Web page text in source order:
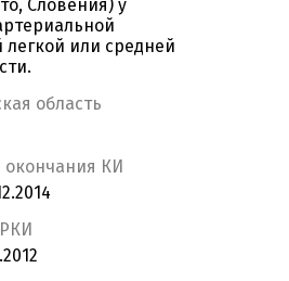
Словения) у
легкой или средней
область
окончания КИ